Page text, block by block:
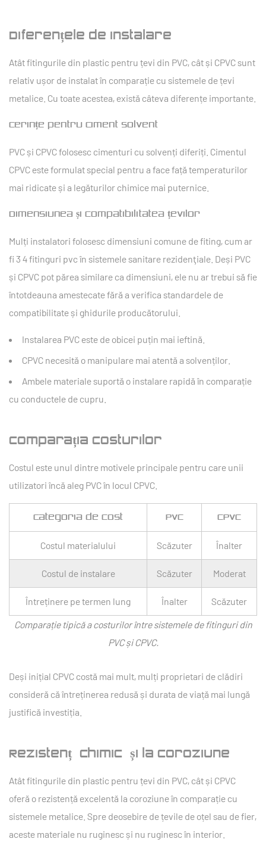
Diferențele de instalare
Atât fitingurile din plastic pentru țevi din PVC, cât și CPVC sunt
relativ ușor de instalat în comparație cu sistemele de țevi
metalice. Cu toate acestea, există câteva diferențe importante.
Cerințe pentru Ciment Solvent
PVC și CPVC folosesc cimenturi cu solvenți diferiți. Cimentul
CPVC este formulat special pentru a face față temperaturilor
mai ridicate și a legăturilor chimice mai puternice.
Dimensiunea și compatibilitatea țevilor
Mulți instalatori folosesc dimensiuni comune de fiting, cum ar
fi 3 4 fitinguri pvc în sistemele sanitare rezidenţiale. Deși PVC
și CPVC pot părea similare ca dimensiuni, ele nu ar trebui să fie
întotdeauna amestecate fără a verifica standardele de
compatibilitate și ghidurile producătorului.
Instalarea PVC este de obicei puțin mai ieftină.
CPVC necesită o manipulare mai atentă a solvenților.
Ambele materiale suportă o instalare rapidă în comparație
cu conductele de cupru.
Comparația costurilor
Costul este unul dintre motivele principale pentru care unii
utilizatori încă aleg PVC în locul CPVC.
Comparație tipică a costurilor între sistemele de fitinguri din
PVC și CPVC.
Categoria de cost PVC CPVC
Costul materialului Scăzuter Înalter
Costul de instalare Scăzuter Moderat
Întreținere pe termen lung Înalter Scăzuter
Deși inițial CPVC costă mai mult, mulți proprietari de clădiri
consideră că întreținerea redusă și durata de viață mai lungă
justifică investiția.
Rezistență chimică și la coroziune
Atât fitingurile din plastic pentru țevi din PVC, cât și CPVC
oferă o rezistență excelentă la coroziune în comparație cu
sistemele metalice. Spre deosebire de țevile de oțel sau de fier,
aceste materiale nu ruginesc și nu ruginesc în interior.